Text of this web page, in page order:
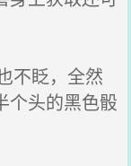
不眨，全然
个头的黑色骰